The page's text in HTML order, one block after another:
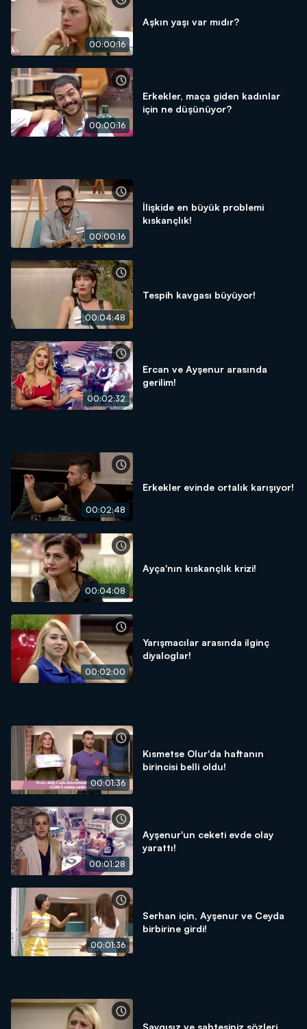
00:00:16
Aşkın yaşı var mıdır?
00:00:16
Erkekler, maça giden kadınlar
için ne düşünüyor?
00:00:16
İlişkide en büyük problemi
kıskançlık!
00:04:48
Tespih kavgası büyüyor!
00:02:32
Ercan ve Ayşenur arasında
gerilim!
00:02:48
Erkekler evinde ortalık karışıyor!
00:04:08
Ayça'nın kıskançlık krizi!
00:02:00
Yarışmacılar arasında ilginç
diyaloglar!
00:01:36
Kısmetse Olur'da haftanın
birincisi belli oldu!
00:01:28
Ayşenur'un ceketi evde olay
yarattı!
00:01:36
Serhan için, Ayşenur ve Ceyda
birbirine girdi!
Saygısız ve sahtesiniz sözleri,